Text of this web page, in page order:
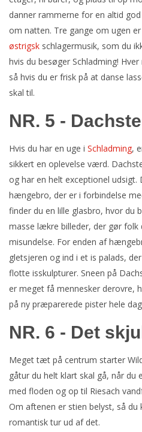
danner rammerne for en altid
om natten. Tre gange om ugen
østrigsk schlagermusik, som du
hvis du besøger Schladming!
så hvis du er frisk på at danse
skal til.
NR. 5 -
Hvis du har en uge i Schladming,
sikkert en oplevelse værd.
og har en helt exceptionel udsigt.
hængebro, der er i forbindelse
finder du en lille glasbro, hvor du
masse lækre billeder, der gør
misundelse. For enden af
gletsjeren og ind i et is palads,
flotte isskulpturer. Sneen på
er meget få mennesker derovre,
på ny præparerede pister hele
NR. 6 - Det
Meget tæt på centrum starter
gåtur du helt klart skal gå, når du
med floden og op til Riesach
Om aftenen er stien belyst, så du
romantisk tur ud af det.